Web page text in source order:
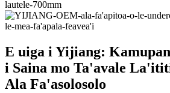
E uiga i Yijiang:
i Saina mo Ta'avale
Ala Fa'asolosolo